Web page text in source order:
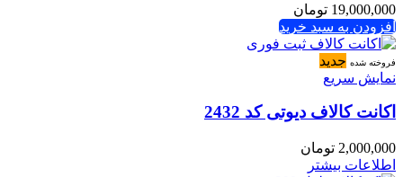
19,000,000 تومان
افزودن به سبد خرید
فروخته شده جدید
نمایش سریع
اکانت کالاف دیوتی کد 2432
2,000,000 تومان
اطلاعات بیشتر